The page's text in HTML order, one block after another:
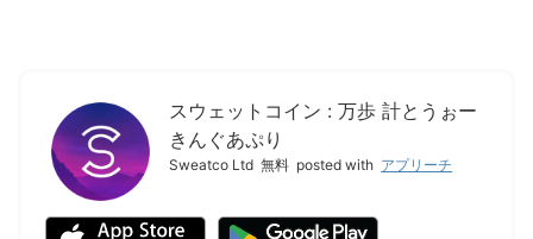
スウェットコイン : 万歩 計とうぉー
きんぐあぷり
Sweatco Ltd 無料 posted with アプリーチ